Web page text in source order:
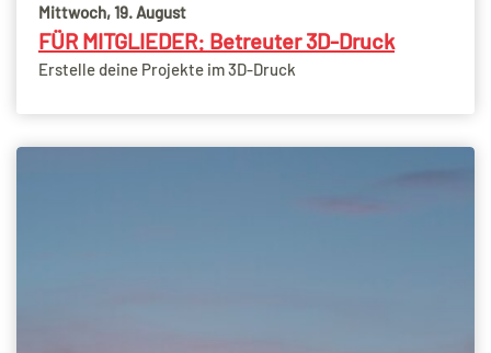
Mittwoch, 19. August
FÜR MITGLIEDER: Betreuter 3D-Druck
Erstelle deine Projekte im 3D-Druck